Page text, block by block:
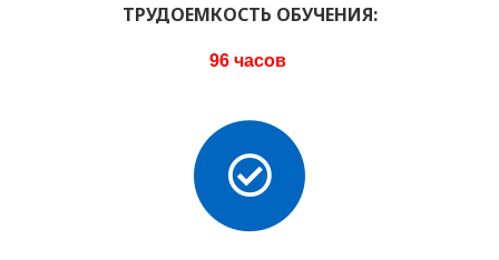
ТРУДОЕМКОСТЬ ОБУЧЕНИЯ:
96 часов